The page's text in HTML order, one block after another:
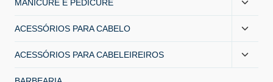
MANICURE E PEDICURE
ACESSÓRIOS PARA CABELO
ACESSÓRIOS PARA CABELEIREIROS